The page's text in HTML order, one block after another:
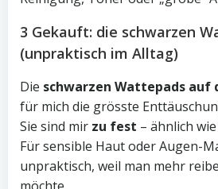
3 Gekauft: die schwarzen
(unpraktisch im Alltag)
Die schwarzen Wattepads auf
für mich die grösste
Sie sind mir zu fest – ähnlich
Für sensible Haut oder Augen-
unpraktisch, weil man mehr